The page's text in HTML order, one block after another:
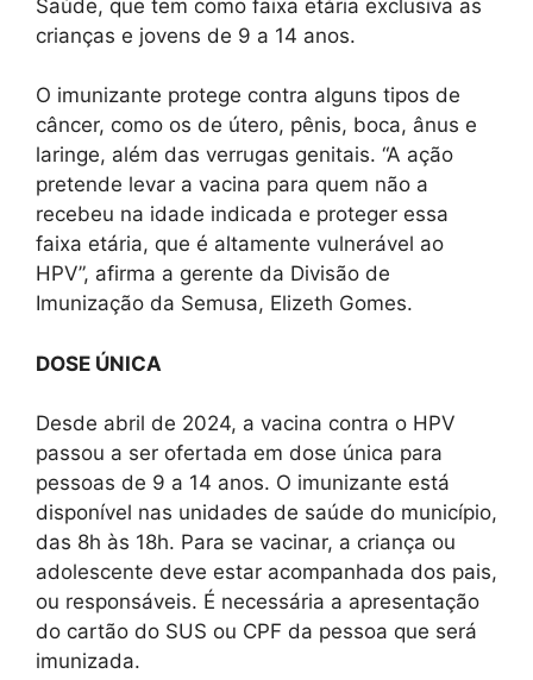
Saúde, que tem como faixa etária exclusiva as
crianças e jovens de 9 a 14 anos.
O imunizante protege contra alguns tipos de
câncer, como os de útero, pênis, boca, ânus e
laringe, além das verrugas genitais. “A ação
pretende levar a vacina para quem não a
recebeu na idade indicada e proteger essa
faixa etária, que é altamente vulnerável ao
HPV”, afirma a gerente da Divisão de
Imunização da Semusa, Elizeth Gomes.
DOSE ÚNICA
Desde abril de 2024, a vacina contra o HPV
passou a ser ofertada em dose única para
pessoas de 9 a 14 anos. O imunizante está
disponível nas unidades de saúde do município,
das 8h às 18h. Para se vacinar, a criança ou
adolescente deve estar acompanhada dos pais,
ou responsáveis. É necessária a apresentação
do cartão do SUS ou CPF da pessoa que será
imunizada.